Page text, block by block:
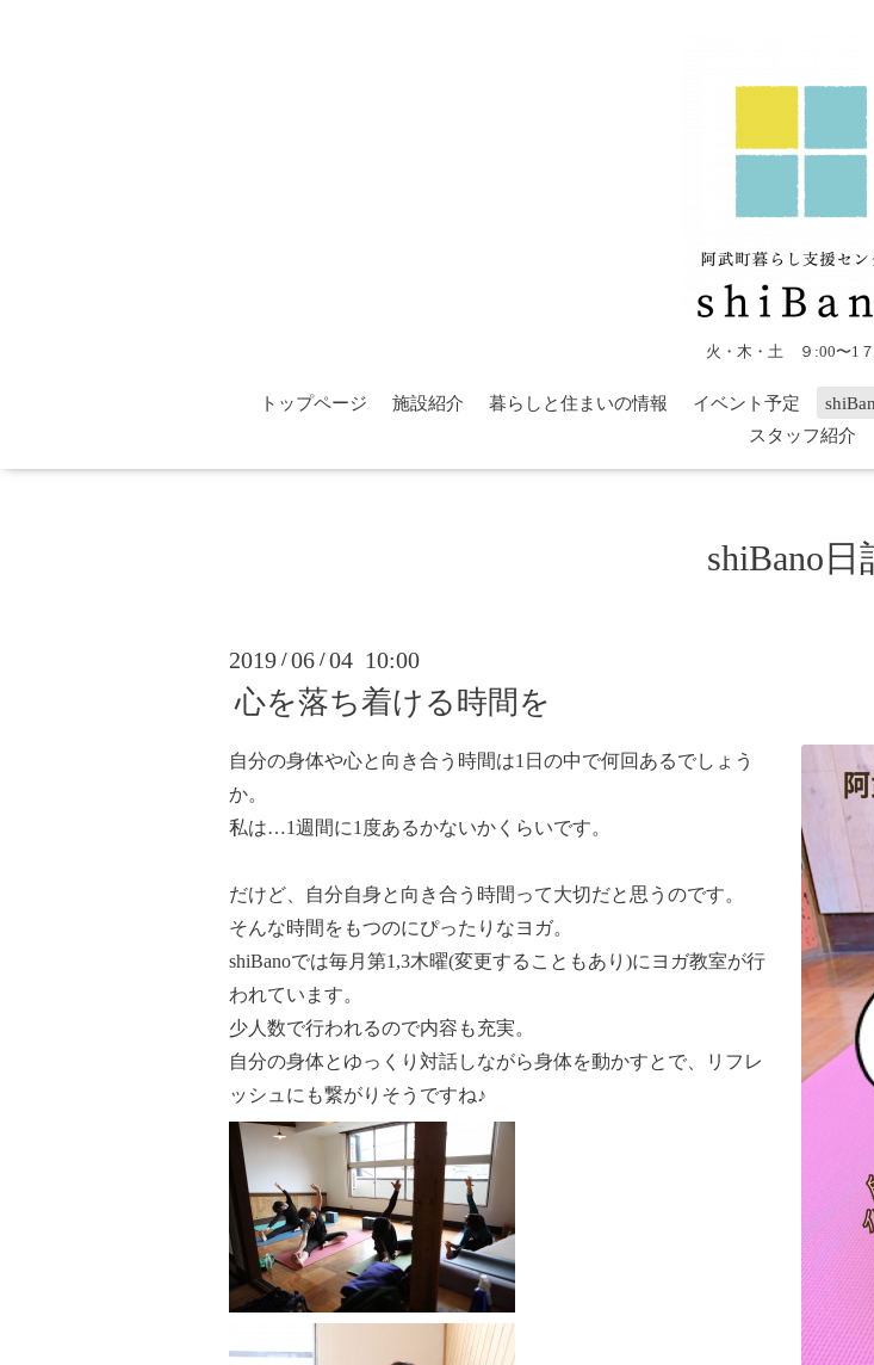
火・木・土 ９:00〜1
トップページ 施設紹介 暮らしと住まいの情報 イベント予定
スタッフ紹介
shiBano日
2019 /06 /04 10:00
心を落ち着ける時間を
自分の身体や心と向き合う時間は1日の中で何回あるでしょう
か。
私は…1週間に1度あるかないかくらいです。
だけど、自分自身と向き合う時間って大切だと思うのです。
そんな時間をもつのにぴったりなヨガ。
shiBanoでは毎月第1,3木曜(変更することもあり)にヨガ教室が行
われています。
少人数で行われるので内容も充実。
自分の身体とゆっくり対話しながら身体を動かすとで、リフレ
ッシュにも繋がりそうですね♪